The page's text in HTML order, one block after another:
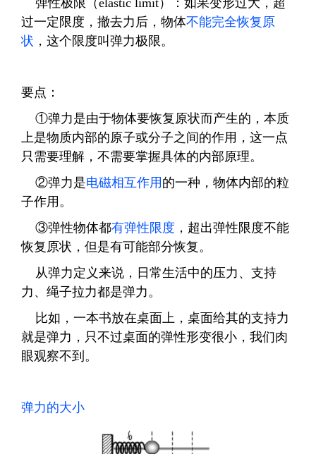
过一定限度，撤去力后，物体不能完全恢复原
状 ，这个限度叫弹力极限。
要点：
①弹力是由于物体要恢复原状而产生的，本质
上是物质内部的原子或分子之间的作用，这一点
只需要理解，不需要掌握具体的内部原理。
②弹力是电磁相互作用 的一种，物体内部的粒
子作用。
③弹性物体都有弹性限度 ，超出弹性限度不能
恢复原状，但是有可能部分恢复。
从弹力定义来说，日常生活中的压力、支持
力、绳子拉力都是弹力。
比如，一本书放在桌面上，桌面给其的支持力
就是弹力，只不过桌面的弹性形变很小，我们肉
眼观察不到。
弹力的大小